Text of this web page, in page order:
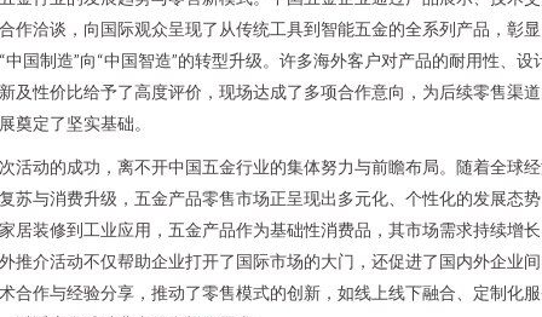
作洽谈，向国际观众呈现了从传统工具到智能五金的全系列产品，彰显
中国制造”向“中国智造”的转型升级。许多海外客户对产品的耐用性、设
及性价比给予了高度评价，现场达成了多项合作意向，为后续零售渠
奠定了坚实基础。
活动的成功，离不开中国五金行业的集体努力与前瞻布局。随着全球
苏与消费升级，五金产品零售市场正呈现出多元化、个性化的发展态
居装修到工业应用，五金产品作为基础性消费品，其市场需求持续增
推介活动不仅帮助企业打开了国际市场的大门，还促进了国内外企业
合作与经验分享，推动了零售模式的创新，如线上线下融合、定制化